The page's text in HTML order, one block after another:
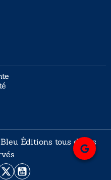
Éditions tous droits